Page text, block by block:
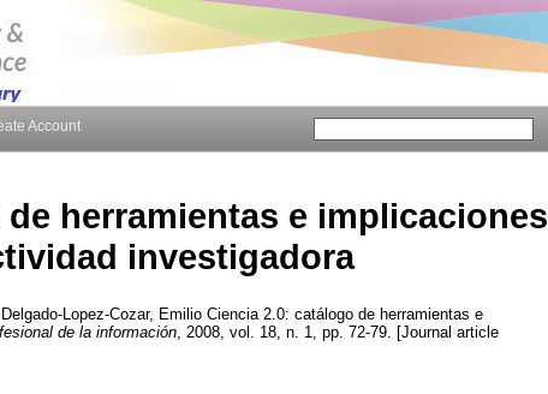
Account
herramientas e implicaciones
investigadora
Delgado-Lopez-Cozar, Emilio Ciencia 2.0: catálogo de herramientas e
de la información , 2008, vol. 18, n. 1, pp. 72-79. [Journal article